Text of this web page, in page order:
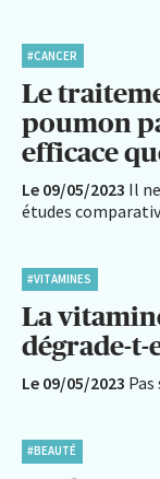
#CANCER
Le
poumon
efficace
Le 09/05/2023 Il
études
#VITAMINES
La
dégrade-
Le 09/05/2023
#BEAUTÉ